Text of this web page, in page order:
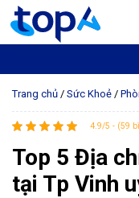
Trang chủ / Sức Khoẻ /
4.9/5 - (59
Top 5 Địa
tại Tp Vinh